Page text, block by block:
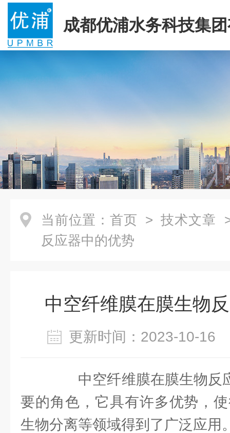
成都优浦水务科技集
司
当前位置： 首页 > 技术文章
反应器中的优势
中空纤维膜在膜生物
更新时间：2023-10-
中空纤维膜在膜生物反
要的角色，它具有许多优势，
生物分离等领域得到了广泛应用